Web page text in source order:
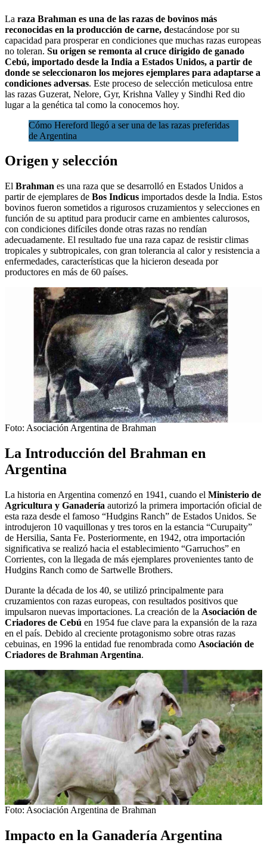
La raza Brahman es una de las razas de bovinos más
reconocidas en la producción de carne, destacándose por su
capacidad para prosperar en condiciones que muchas razas europeas
no toleran. Su origen se remonta al cruce dirigido de ganado
Cebú, importado desde la India a Estados Unidos, a partir de
donde se seleccionaron los mejores ejemplares para adaptarse a
condiciones adversas. Este proceso de selección meticulosa entre
las razas Guzerat, Nelore, Gyr, Krishna Valley y Sindhi Red dio
lugara la genética tal como la conocemos hoy.
Cómo Hereford llegó a ser una de las razas preferidas
de Argentina
Origen y selección
El Brahman es una raza que se desarrolló en Estados Unidos a
partir de ejemplares de Bos Indicus importados desde la India. Estos
bovinos fueron sometidos a rigurosos cruzamientos y selecciones en
función de su aptitud para producir carne en ambientes calurosos,
con condiciones difíciles donde otras razas no rendían
adecuadamente. El resultado fue una raza capaz de resistir climas
tropicales y subtropicales, con gran tolerancia al calor y resistencia a
enfermedades, características que la hicieron deseada por
productores en más de 60 países.
Foto: Asociación Argentina de Brahman
La Introducción del Brahman en
Argentina
La historia en Argentina comenzó en 1941, cuando el Ministerio de
Agricultura y Ganadería autorizó la primera importación oficial de
esta raza desde el famoso “Hudgins Ranch” de Estados Unidos. Se
introdujeron 10 vaquillonas y tres toros en la estancia “Curupaity”
de Hersilia, Santa Fe. Posteriormente, en 1942, otra importación
significativa se realizó hacia el establecimiento “Garruchos” en
Corrientes, con la llegada de más ejemplares provenientes tanto de
Hudgins Ranch como de Sartwelle Brothers.
Durante la década de los 40, se utilizó principalmente para
cruzamientos con razas europeas, con resultados positivos que
impulsaron nuevas importaciones. La creación de la Asociación de
Criadores de Cebú en 1954 fue clave para la expansión de la raza
en el país. Debido al creciente protagonismo sobre otras razas
cebuinas, en 1996 la entidad fue renombrada como Asociación de
Criadores de Brahman Argentina.
Foto: Asociación Argentina de Brahman
Impacto en la Ganadería Argentina